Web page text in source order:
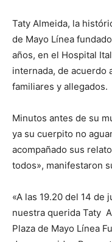
Taty Almeida, la
de Mayo Línea
años, en el Hospital
internada, de acuerdo
familiares y allegados.
Minutos antes de su
ya su cuerpito no
acompañado sus
todos», manifestaron
«A las 19.20 del 14 de
nuestra querida Taty
Plaza de Mayo Línea